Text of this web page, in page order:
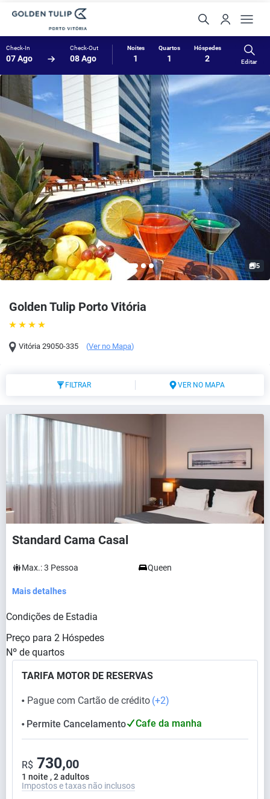
Check-In
07 Ago
Check-Out
08 Ago
Noites
1
Quartos
1
Hóspedes
2 Editar
Golden Tulip Porto Vitória
Vitória 29050-335 (Ver no Mapa)
5
FILTRAR VER NO MAPA
Standard Cama Casal
Max.:3 Pessoa Queen
Mais detalhes
Condições de Estadia
Preço para 2 Hóspedes
Nº de quartos
TARIFA MOTOR DE RESERVAS
⬤ Pague com Cartão de crédito (+2)
⬤ Permite Cancelamento Cafe da manha
1 noite , 2 adultos
R$ 730,00
Impostos e taxas não inclusos